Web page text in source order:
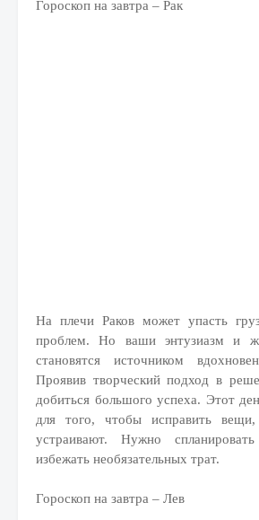
Гороскоп на завтра – Рак
На плечи Раков может упасть
проблем. Но ваши энтузиазм и
становятся источником
Проявив творческий подход в
добиться большого успеха. Этот
для того, чтобы исправить
устраивают. Нужно
избежать необязательных трат.
Гороскоп на завтра – Лев